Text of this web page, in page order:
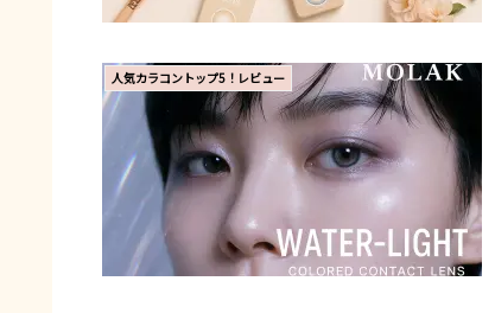
人気カラコントップ5！レビュー